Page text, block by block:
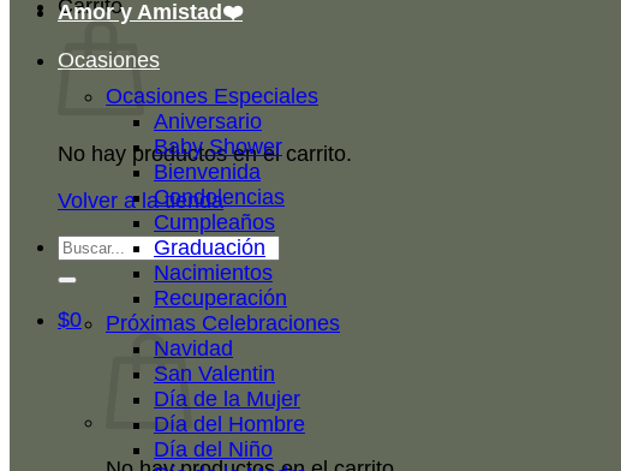
Carrito
No hay productos en el carrito.
Volver a la tienda
Buscar
por:
$0
Amor y Amistad❤️
Ocasiones
Ocasiones Especiales
Aniversario
Baby Shower
Bienvenida
Condolencias
Cumpleaños
Graduación
Nacimientos
Recuperación
Próximas Celebraciones
Navidad
San Valentin
Día de la Mujer
Día del Hombre
Día del Niño